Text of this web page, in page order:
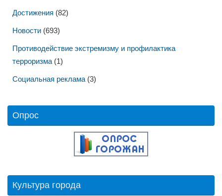
Достижения (82)
Новости (693)
Противодействие экстремизму и профилактика
терроризма (1)
Социальная реклама (3)
Опрос
Культура города